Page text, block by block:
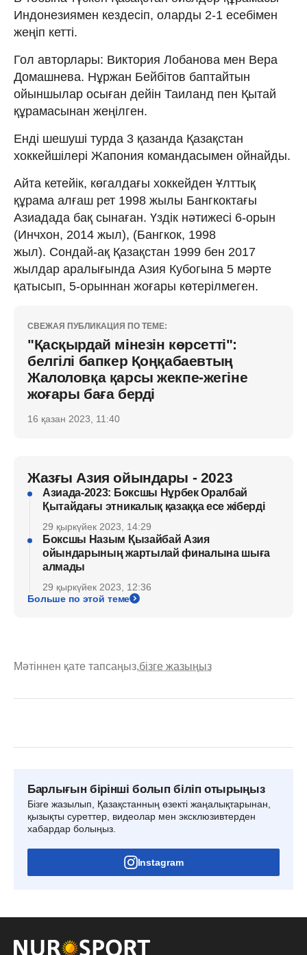
Индонезиямен кездесіп, оларды 2-1 есебімен
жеңіп кетті.
Гол авторлары: Виктория Лобанова мен Вера
Домашнева. Нұржан Бейбітов баптайтын
ойыншылар осыған дейін Таиланд пен Қытай
құрамасынан жеңілген.
Енді шешуші турда 3 қазанда Қазақстан
хоккейшілері Жапония командасымен ойнайды.
Айта кетейік, көгалдағы хоккейден Ұлттық
құрама алғаш рет 1998 жылы Бангкоктағы
Азиадада бақ сынаған. Үздік нәтижесі 6-орын
(Инчхон, 2014 жыл), (Бангкок, 1998
жыл). Сондай-ақ Қазақстан 1999 бен 2017
жылдар аралығында Азия Кубогына 5 мәрте
қатысып, 5-орыннан жоғары көтерілмеген.
СВЕЖАЯ ПУБЛИКАЦИЯ ПО ТЕМЕ:
"Қасқырдай мінезін көрсетті":
белгілі бапкер Қоңқабаевтың
Жалоловқа қарсы жекпе-жегіне
жоғары баға берді
16 қазан 2023, 11:40
Жазғы Азия ойындары - 2023
Азиада-2023: Боксшы Нұрбек Оралбай
Қытайдағы этникалық қазаққа есе жіберді
29 қыркүйек 2023, 14:29
Боксшы Назым Қызайбай Азия
ойындарының жартылай финалына шыға
алмады
29 қыркүйек 2023, 12:36
Больше по этой теме
Мәтіннен қате тапсаңыз,бізге жазыңыз
Барлығын бірінші болып біліп отырыңыз
Бізге жазылып, Қазақстанның өзекті жаңалықтарынан,
қызықты суреттер, видеолар мен эксклюзивтерден
хабардар болыңыз.
Instagram